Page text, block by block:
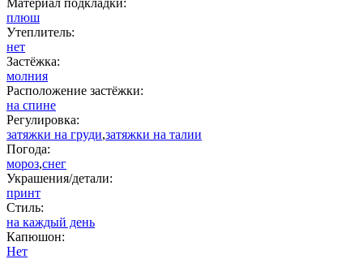
плюш
Утеплитель:
нет
Застёжка:
молния
Расположение застёжки:
на спине
Регулировка:
затяжки на груди,затяжки на талии
Погода:
мороз,снег
Украшения/детали:
принт
Стиль:
на каждый день
Капюшон:
Нет